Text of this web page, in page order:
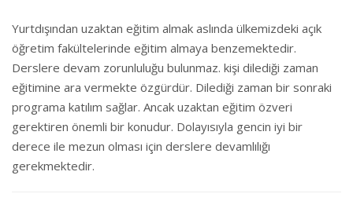
Yurtdışından uzaktan eğitim almak aslında ülkemizdeki açık
öğretim fakültelerinde eğitim almaya benzemektedir.
Derslere devam zorunluluğu bulunmaz. kişi dilediği zaman
eğitimine ara vermekte özgürdür. Dilediği zaman bir sonraki
programa katılım sağlar. Ancak uzaktan eğitim özveri
gerektiren önemli bir konudur. Dolayısıyla gencin iyi bir
derece ile mezun olması için derslere devamlılığı
gerekmektedir.